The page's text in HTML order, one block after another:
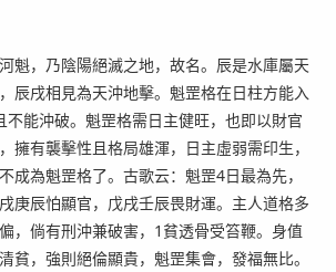
，乃陰陽絕滅之地，故名。辰是水庫屬天
辰戌相見為天沖地擊。魁罡格在日柱方能入
不能沖破。魁罡格需日主健旺，也即以財官
擁有襲擊性且格局雄渾，日主虛弱需印生，
成為魁罡格了。古歌云：魁罡4日最為先，
庚辰怕顯官，戊戌壬辰畏財運。主人道格多
，倘有刑沖兼破害，1貧透骨受笞鞭。身值
貧，強則絕倫顯貴，魁罡集會，發福無比。